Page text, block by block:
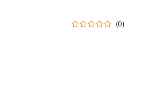
(0)